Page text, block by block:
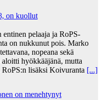
on kuollut
entinen pelaaja ja RoPS-
on nukkunut pois. Marko
nopeana sekä
aloitti hyökkääjänä, mutta
lisäksi Koivuranta [...]
on menehtynyt